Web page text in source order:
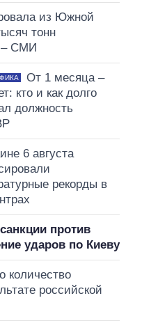
из Южной
тонн
– СМИ
От 1 месяца –
кто и как долго
должность
6 августа
рекорды в
против
ударов по Киеву
количество
российской